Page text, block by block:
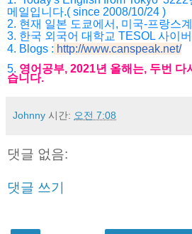
메일입니다.( since 2008/10/24 )
2. 현재 일본 도쿄에서, 미국-프랑스
3. 한국 외국어 대학교 TESOL 사이
4. Blogs : http://www.canspeak.net/
5. 영어공부, 2021년 올해는, 두번 다
습니다.
Johnny 시간: 오전 7:08
댓글 없음:
댓글 쓰기